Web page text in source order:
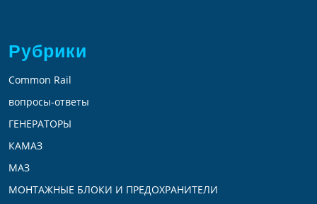
Рубрики
Common Rail
вопросы-ответы
ГЕНЕРАТОРЫ
КАМАЗ
МАЗ
МОНТАЖНЫЕ БЛОКИ И ПРЕДОХРАНИТЕЛИ